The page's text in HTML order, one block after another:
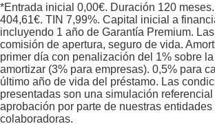
*Entrada inicial 0,00€. Duración 120
404,61€. TIN 7,99%. Capital inicial a
incluyendo 1 año de Garantía Premium.
comisión de apertura, seguro de vida.
primer día con penalización del 1% sobre
amortizar (3% para empresas). 0,5% para
último año de vida del préstamo. Las
presentadas son una simulación
aprobación por parte de nuestras
colaboradoras.